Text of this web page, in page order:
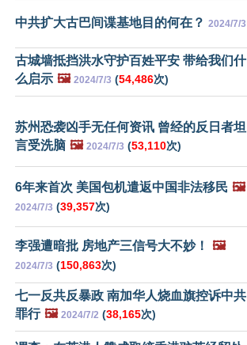
中共扩大古巴间谍基地目的何在？ 2024/7/3
古城墙抵挡洪水守护百姓平安 带给我们什
么启示 🖼️ 2024/7/3 (54,486次)
苏州恐袭凶手无任何资讯 曾经的反日者坦
言受洗脑 🖼️ 2024/7/3 (53,110次)
6年来首次 美国包机遣返中国非法移民 🖼️
2024/7/3 (39,357次)
李强遭暗批 房地产三信号大不妙！ 🖼️
2024/7/3 (150,863次)
七一反共反暴政 南加华人烧血旗控诉中共
罪行 🖼️ 2024/7/2 (38,165次)